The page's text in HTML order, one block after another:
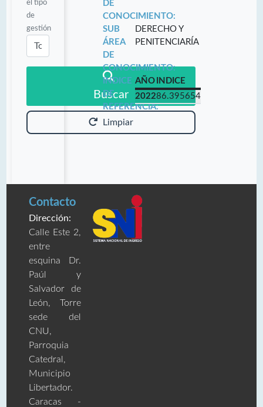
el tipo
de
gestión
Buscar
Limpiar
DE
CONOCIMIENTO:
SUB
ÁREA
DE
CONOCIMIENTO:
DERECHO Y
PENITENCIARÍA
INDICE
DE
REFERENCIA:
AÑO INDICE
202286.395654
Contacto
Dirección:
Calle Este 2,
entre
esquina Dr.
Paúl y
Salvador de
León, Torre
sede del
CNU,
Parroquia
Catedral,
Municipio
Libertador.
Caracas -